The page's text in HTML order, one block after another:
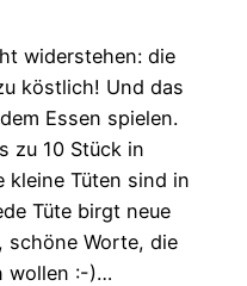
widerstehen: die
köstlich! Und das
Essen spielen.
zu 10 Stück in
kleine Tüten sind in
Tüte birgt neue
schöne Worte, die
wollen :-)…